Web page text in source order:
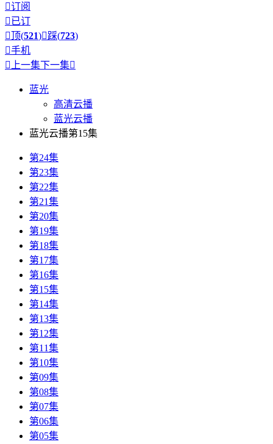
订阅
已订
顶(521)踩(723)
手机
 上一集下一集
蓝光
高清云播
蓝光云播
蓝光云播第15集
第24集
第23集
第22集
第21集
第20集
第19集
第18集
第17集
第16集
第15集
第14集
第13集
第12集
第11集
第10集
第09集
第08集
第07集
第06集
第05集